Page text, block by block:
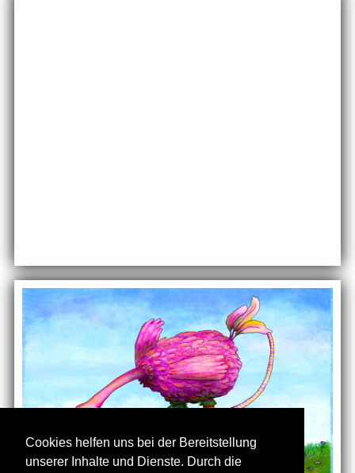
Cookies helfen uns bei der Bereitstellung
unserer Inhalte und Dienste. Durch die